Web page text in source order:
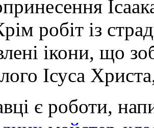
робіт із
ікони, що
Ісуса
є роботи,